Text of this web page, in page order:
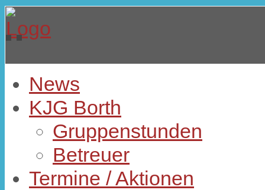
News
KJG Borth
Gruppenstunden
Betreuer
Termine / Aktionen